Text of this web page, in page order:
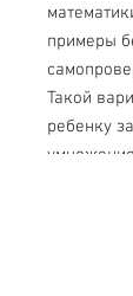
примеры
Такой
ребенку